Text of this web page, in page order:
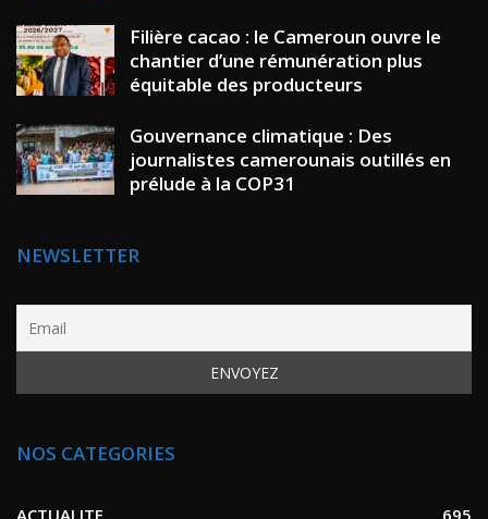
Filière cacao : le Cameroun ouvre le
chantier d’une rémunération plus
équitable des producteurs
Gouvernance climatique : Des
journalistes camerounais outillés en
prélude à la COP31
NEWSLETTER
NOS CATEGORIES